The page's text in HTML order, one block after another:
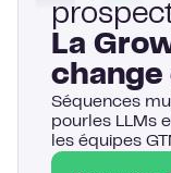
La
change
Séquences
pourles LLMs
les équipes